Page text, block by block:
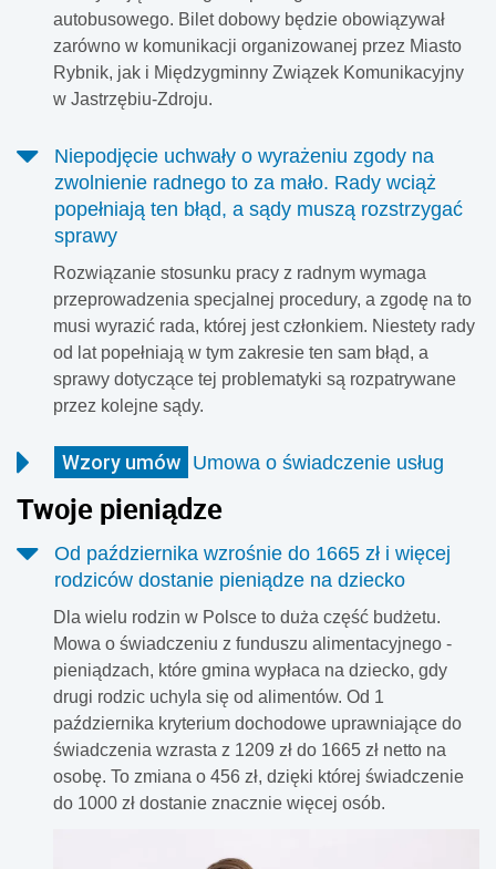
autobusowego. Bilet dobowy będzie obowiązywał
zarówno w komunikacji organizowanej przez Miasto
Rybnik, jak i Międzygminny Związek Komunikacyjny
w Jastrzębiu-Zdroju.
Niepodjęcie uchwały o wyrażeniu zgody na
zwolnienie radnego to za mało. Rady wciąż
popełniają ten błąd, a sądy muszą rozstrzygać
sprawy
Rozwiązanie stosunku pracy z radnym wymaga
przeprowadzenia specjalnej procedury, a zgodę na to
musi wyrazić rada, której jest członkiem. Niestety rady
od lat popełniają w tym zakresie ten sam błąd, a
sprawy dotyczące tej problematyki są rozpatrywane
przez kolejne sądy.
Wzory umów Umowa o świadczenie usług
Przykład i bezpłatny formularz do pobrania.
Twoje pieniądze
Od października wzrośnie do 1665 zł i więcej
rodziców dostanie pieniądze na dziecko
Dla wielu rodzin w Polsce to duża część budżetu.
Mowa o świadczeniu z funduszu alimentacyjnego -
pieniądzach, które gmina wypłaca na dziecko, gdy
drugi rodzic uchyla się od alimentów. Od 1
października kryterium dochodowe uprawniające do
świadczenia wzrasta z 1209 zł do 1665 zł netto na
osobę. To zmiana o 456 zł, dzięki której świadczenie
do 1000 zł dostanie znacznie więcej osób.